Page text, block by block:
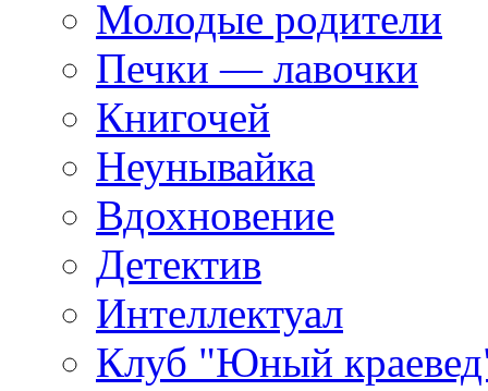
Молодые родители
Печки — лавочки
Книгочей
Неунывайка
Вдохновение
Детектив
Интеллектуал
Клуб "Юный